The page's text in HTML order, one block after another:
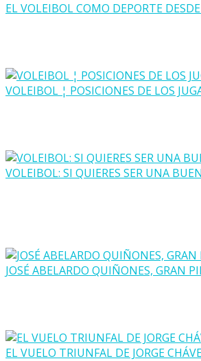
EL VOLEIBOL COMO DEPORTE
VOLEIBOL ¦ POSICIONES DE LOS
VOLEIBOL: SI QUIERES SER UNA
JOSÉ ABELARDO QUIÑONES, GRAN
EL VUELO TRIUNFAL DE JORGE